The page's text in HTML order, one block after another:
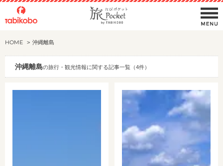
HOME 沖縄離島
沖縄離島の旅行・観光情報に関する記事一覧（4件）